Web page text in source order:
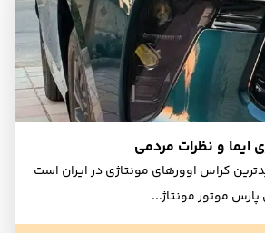
ایما و نظرات مردمی
کراس اوورهای مونتاژی در ایران است
موتور مونتاژ...